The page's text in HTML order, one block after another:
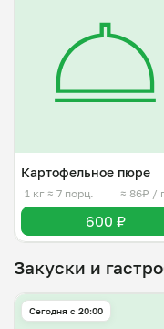
Картофельное пюре
1 кг ≈ 7 порц. ≈ 86₽ /
600 ₽
Закуски и
Сегодня с 20:00